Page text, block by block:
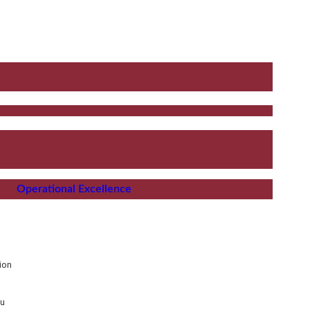
Operational Excellence